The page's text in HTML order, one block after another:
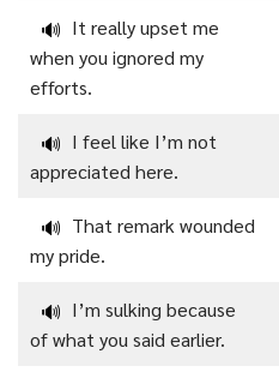
🔊 It really upset me
when you ignored my
efforts.
🔊 I feel like I’m not
appreciated here.
🔊 That remark wounded
my pride.
🔊 I’m sulking because
of what you said earlier.